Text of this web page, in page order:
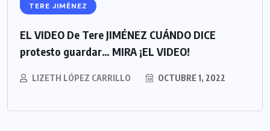
TERE JIMÉNEZ
EL VIDEO De Tere JIMÉNEZ CUÁNDO DICE
protesto guardar… MIRA ¡EL VIDEO!
LIZETH LÓPEZ CARRILLO OCTUBRE 1, 2022